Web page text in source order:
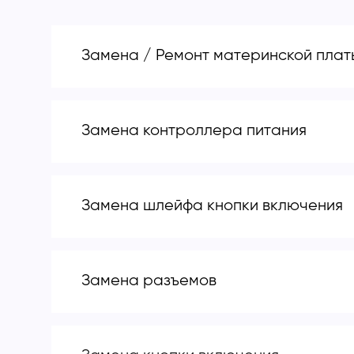
Замена / Ремонт материнской
Замена контроллера питания
Замена шлейфа кнопки включения
Замена разъемов